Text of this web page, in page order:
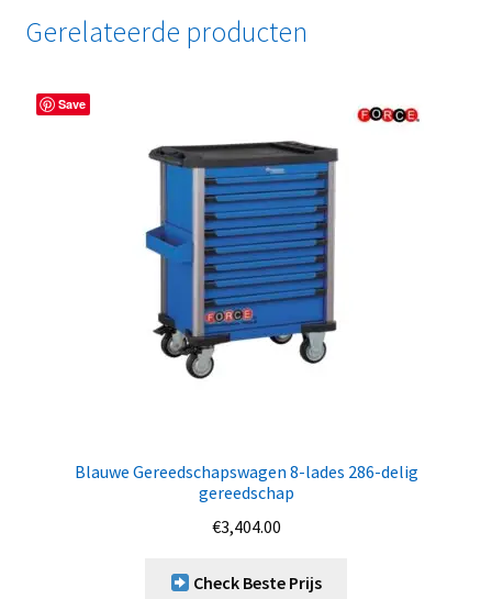
Gerelateerde producten
Save
Blauwe Gereedschapswagen 8-lades 286-delig
gereedschap
€3,404.00
Check Beste Prijs